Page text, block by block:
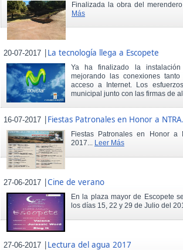
Finalizada la obra del
Más
20-07-2017 |La tecnología llega a Escopete
Ya ha finalizado la
mejorando las conexiones
acceso a Internet. Los
municipal junto con las firmas de
16-07-2017 |Fiestas Patronales en Honor a
Fiestas Patronales en Honor a
2017... Leer Más
27-06-2017 |Cine de verano
En la plaza mayor de Escopete
los días 15, 22 y 29 de Julio del
27-06-2017 |Lectura del agua 2017